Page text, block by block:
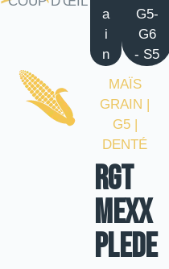
a
i
n
G5-
G6
- S5
MAÏS
GRAIN |
G5 |
DENTÉ
RGT
MEXX
PLEDE